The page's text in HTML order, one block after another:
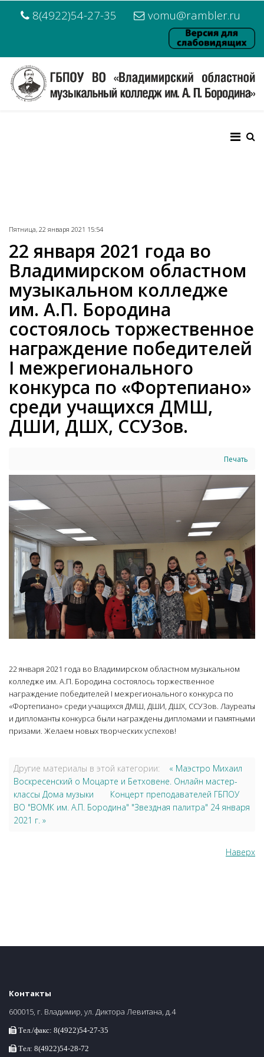
8(4922)54-27-35 vomu@rambler.ru
Пятница, 22 января 2021 15:54
22 января 2021 года во
Владимирском областном
музыкальном колледже
им. А.П. Бородина
состоялось торжественное
награждение победителей
I межрегионального
конкурса по «Фортепиано»
среди учащихся ДМШ,
ДШИ, ДШХ, ССУЗов.
Печать
22 января 2021 года во Владимирском областном музыкальном
колледже им. А.П. Бородина состоялось торжественное
награждение победителей I межрегионального конкурса по
«Фортепиано» среди учащихся ДМШ, ДШИ, ДШХ, ССУЗов. Лауреаты
и дипломанты конкурса были награждены дипломами и памятными
призами. Желаем новых творческих успехов!
Другие материалы в этой категории:
« Маэстро Михаил
Воскресенский о Моцарте и Бетховене. Онлайн мастер-
классы Дома музыки
Концерт преподавателей ГБПОУ
ВО "ВОМК им. А.П. Бородина" "Звездная палитра" 24 января
2021 г. »
Наверх
Контакты
600015, г. Владимир, ул. Диктора Левитана, д.4
Тел./факс: 8(4922)54-27-35
Тел: 8(4922)54-28-72